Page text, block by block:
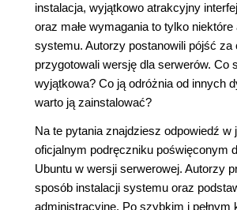
instalacja, wyjątkowo atrakcyjny
oraz małe wymagania to tylko niektóre
systemu. Autorzy postanowili pójść za
przygotowali wersję dla serwerów. Co
wyjątkowa? Co ją odróżnia od innych
warto ją zainstalować?
Na te pytania znajdziesz odpowiedź w
oficjalnym podręczniku poświęconym
Ubuntu w wersji serwerowej. Autorzy
sposób instalacji systemu oraz
administracyjne. Po szybkim i pełnym